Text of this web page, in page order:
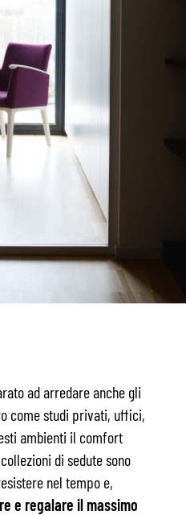
ad arredare anche gli
come studi privati, uffici,
ambienti il comfort
di sedute sono
nel tempo e,
e regalare il massimo